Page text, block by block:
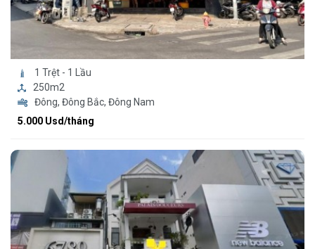
1 Trệt - 1 Lầu
250m2
Đông, Đông Bắc, Đông Nam
5.000 Usd/tháng